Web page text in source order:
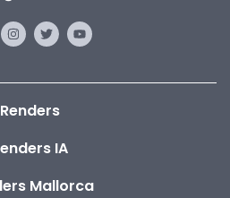
Renders
IA
Mallorca